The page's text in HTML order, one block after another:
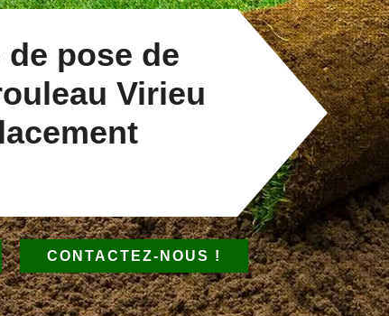
pose de
Virieu
CONTACTEZ-NOUS !